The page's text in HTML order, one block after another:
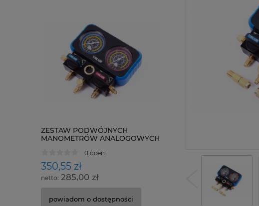
ZESTAW PODWÓJNYCH
MANOMETRÓW ANALOGOWYCH
0 ocen
350,55 zł
285,00 zł
powiadom o dostępności